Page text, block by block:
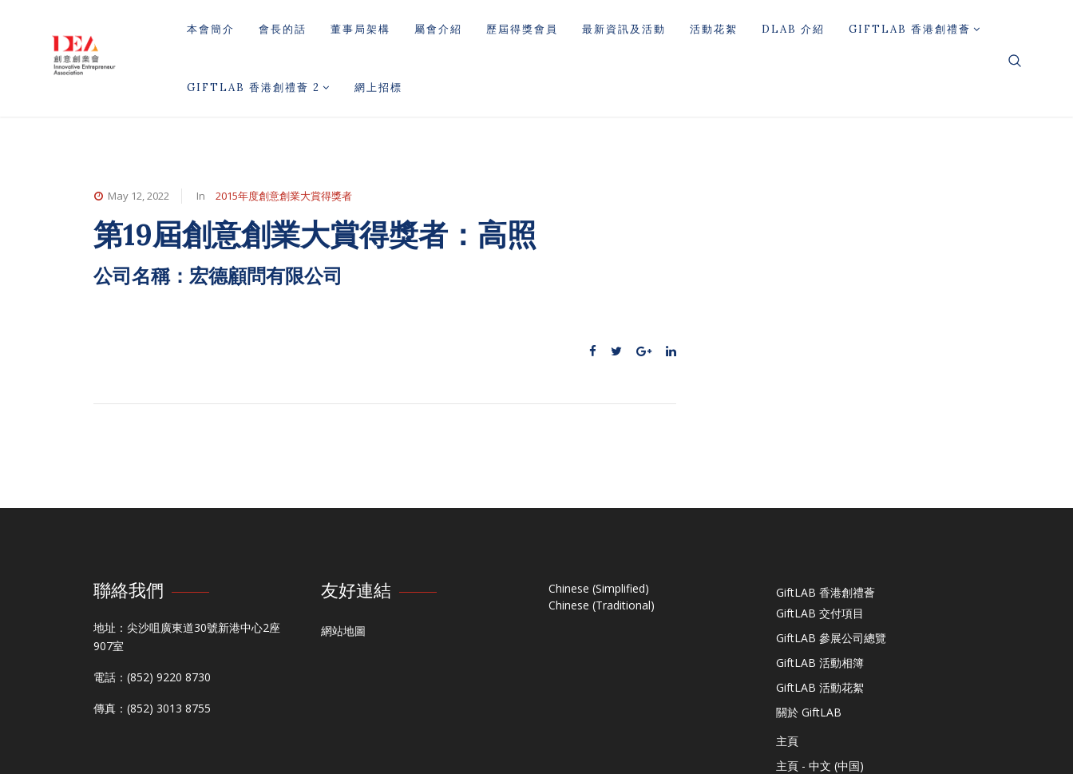
本會簡介 會長的話 董事局架構 屬會介紹 歷屆得獎會員 最新資訊及活動 活動花絮 DLAB 介紹 GIFTLAB 香港創禮薈
GIFTLAB 香港創禮薈 2 網上招標
May 12, 2022 In 2015年度創意創業大賞得獎者
第19屆創意創業大賞得獎者：高照
公司名稱：宏德顧問有限公司
聯絡我們
地址：尖沙咀廣東道30號新港中心2座
907室
電話：(852) 9220 8730
傳真：(852) 3013 8755
友好連結
網站地圖
Chinese (Simplified)
Chinese (Traditional)
GiftLAB 香港創禮薈
GiftLAB 交付項目
GiftLAB 參展公司總覽
GiftLAB 活動相簿
GiftLAB 活動花絮
關於 GiftLAB
主頁
主頁 - 中文 (中国)